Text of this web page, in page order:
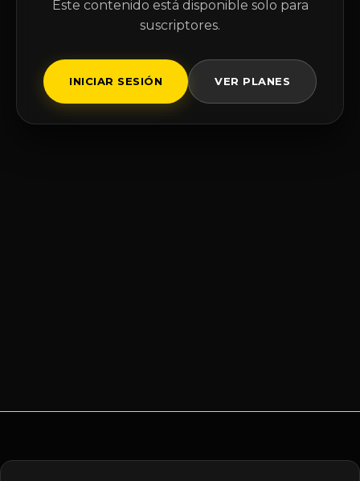
Este contenido está disponible solo para
suscriptores.
INICIAR SESIÓN VER PLANES